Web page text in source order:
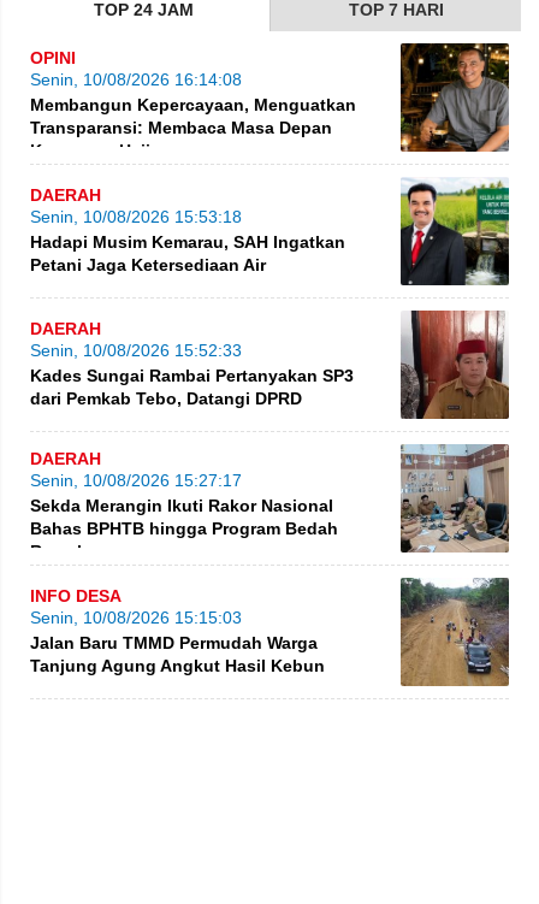
TOP 24 JAM TOP 7 HARI
OPINI
Senin, 10/08/2026 16:14:08
Membangun Kepercayaan, Menguatkan
Transparansi: Membaca Masa Depan
Keuangan Haji
DAERAH
Senin, 10/08/2026 15:53:18
Hadapi Musim Kemarau, SAH Ingatkan
Petani Jaga Ketersediaan Air
DAERAH
Senin, 10/08/2026 15:52:33
Kades Sungai Rambai Pertanyakan SP3
dari Pemkab Tebo, Datangi DPRD
DAERAH
Senin, 10/08/2026 15:27:17
Sekda Merangin Ikuti Rakor Nasional
Bahas BPHTB hingga Program Bedah
Rumah
INFO DESA
Senin, 10/08/2026 15:15:03
Jalan Baru TMMD Permudah Warga
Tanjung Agung Angkut Hasil Kebun